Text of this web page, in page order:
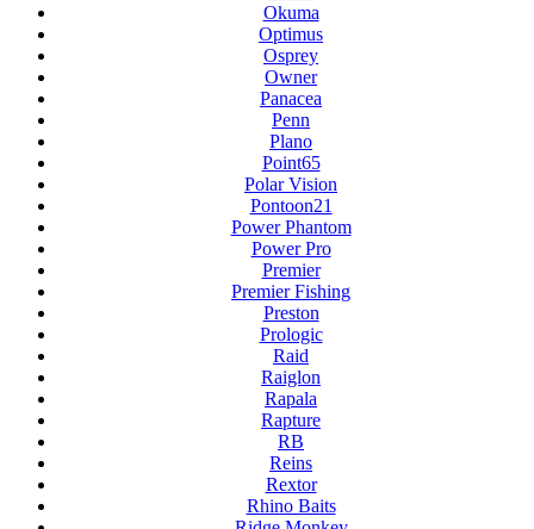
Okuma
Optimus
Osprey
Owner
Panacea
Penn
Plano
Point65
Polar Vision
Pontoon21
Power Phantom
Power Pro
Premier
Premier Fishing
Preston
Prologic
Raid
Raiglon
Rapala
Rapture
RB
Reins
Rextor
Rhino Baits